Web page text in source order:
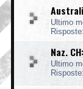
Ultimo
Risposte:
Naz.
Ultimo
Risposte: